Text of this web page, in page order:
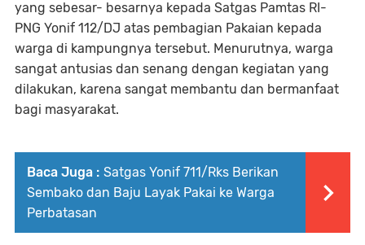
yang sebesar- besarnya kepada Satgas Pamtas RI-
PNG Yonif 112/DJ atas pembagian Pakaian kepada
warga di kampungnya tersebut. Menurutnya, warga
sangat antusias dan senang dengan kegiatan yang
dilakukan, karena sangat membantu dan bermanfaat
bagi masyarakat.
Baca Juga : Satgas Yonif 711/Rks Berikan
Sembako dan Baju Layak Pakai ke Warga
Perbatasan